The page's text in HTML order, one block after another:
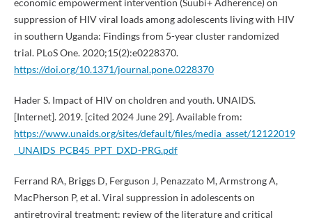
economic empowerment intervention (Suubi+ Adherence) on
suppression of HIV viral loads among adolescents living with HIV
in southern Uganda: Findings from 5-year cluster randomized
trial. PLoS One. 2020;15(2):e0228370.
https://doi.org/10.1371/journal.pone.0228370
Hader S. Impact of HIV on choldren and youth. UNAIDS.
[Internet]. 2019. [cited 2024 June 29]. Available from:
https://www.unaids.org/sites/default/files/media_asset/12122019
_UNAIDS_PCB45_PPT_DXD-PRG.pdf
Ferrand RA, Briggs D, Ferguson J, Penazzato M, Armstrong A,
MacPherson P, et al. Viral suppression in adolescents on
antiretroviral treatment: review of the literature and critical